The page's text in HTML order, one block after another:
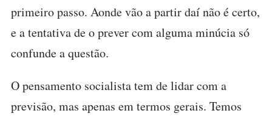
primeiro passo. Aonde vão a partir daí não é certo,
e a tentativa de o prever com alguma minúcia só
confunde a questão.
O pensamento socialista tem de lidar com a
previsão, mas apenas em termos gerais. Temos